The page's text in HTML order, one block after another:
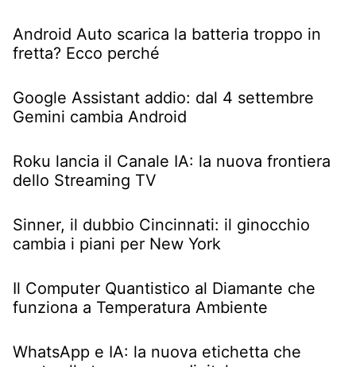
Android Auto scarica la batteria troppo in
fretta? Ecco perché
Google Assistant addio: dal 4 settembre
Gemini cambia Android
Roku lancia il Canale IA: la nuova frontiera
dello Streaming TV
Sinner, il dubbio Cincinnati: il ginocchio
cambia i piani per New York
Il Computer Quantistico al Diamante che
funziona a Temperatura Ambiente
WhatsApp e IA: la nuova etichetta che